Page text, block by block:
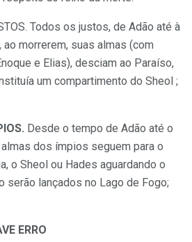
Todos os justos, de Adão até à
morrerem, suas almas (com
e Elias), desciam ao Paraíso,
um compartimento do Sheol ;
Desde o tempo de Adão até o
dos ímpios seguem para o
o Sheol ou Hades aguardando o
serão lançados no Lago de Fogo;
ERRO